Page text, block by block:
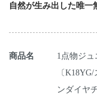
自然が生み出した唯一
商品名
1点物ジュ
〔
ンダイヤ